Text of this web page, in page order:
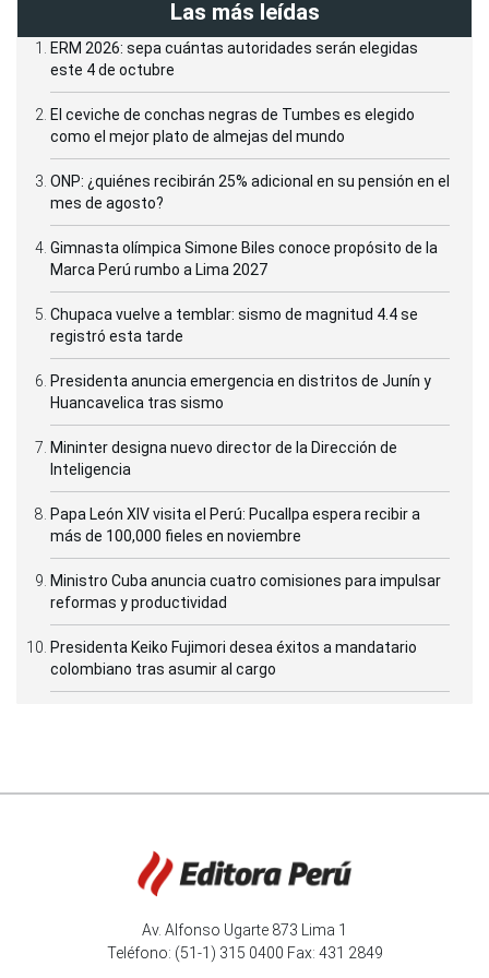
Las más leídas
ERM 2026: sepa cuántas autoridades serán elegidas
este 4 de octubre
El ceviche de conchas negras de Tumbes es elegido
como el mejor plato de almejas del mundo
ONP: ¿quiénes recibirán 25% adicional en su pensión en el
mes de agosto?
Gimnasta olímpica Simone Biles conoce propósito de la
Marca Perú rumbo a Lima 2027
Chupaca vuelve a temblar: sismo de magnitud 4.4 se
registró esta tarde
Presidenta anuncia emergencia en distritos de Junín y
Huancavelica tras sismo
Mininter designa nuevo director de la Dirección de
Inteligencia
Papa León XIV visita el Perú: Pucallpa espera recibir a
más de 100,000 fieles en noviembre
Ministro Cuba anuncia cuatro comisiones para impulsar
reformas y productividad
Presidenta Keiko Fujimori desea éxitos a mandatario
colombiano tras asumir al cargo
Av. Alfonso Ugarte 873 Lima 1
Teléfono: (51-1) 315 0400 Fax: 431 2849